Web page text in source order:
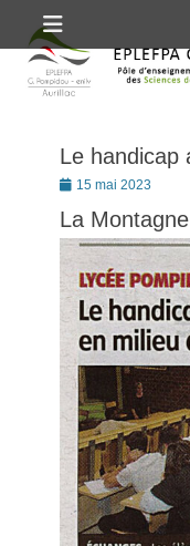
au
contenu
Premier menu
Le handicap
Posté15 mai 2023
La